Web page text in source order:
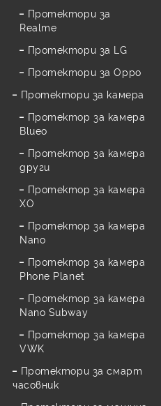
Протектори за
Realme
Протектори за LG
Протектори за Oppo
Протектори за камера
Протектор за камера
Blueo
Протектор за камера
други
Протектор за камера
XO
Протектор за камера
Nano
Протектор за камера
Phone Planet
Протектор за камера
Nano Subway
Протектор за камера
VWK
Протектори за смарт
часовник